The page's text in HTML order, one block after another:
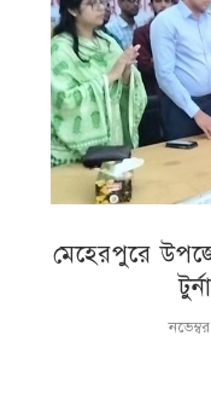
মেহেরপুরে